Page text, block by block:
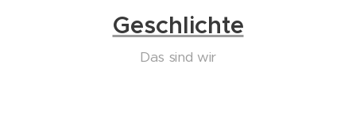
Geschlichte
Das sind wir